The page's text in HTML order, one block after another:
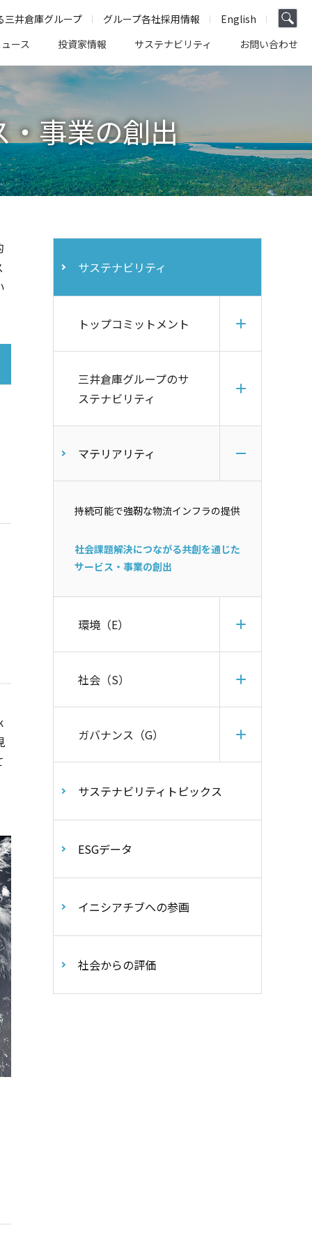
三井倉庫グループ グループ各社採用情報
English
ース 投資家情報 サステナビリティ お問い合わせ
事業の創出
サステナビリティ
トップコミットメント
三井倉庫グループのサ
ステナビリティ
マテリアリティ
持続可能で強靭な物流インフラの提供
社会課題解決につながる共創を通じた
サービス・事業の創出
環境（E）
社会（S）
ガバナンス（G）
サステナビリティトピックス
ESGデータ
イニシアチブへの参画
社会からの評価